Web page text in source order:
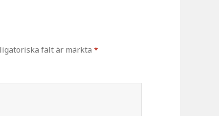
fält är märkta*